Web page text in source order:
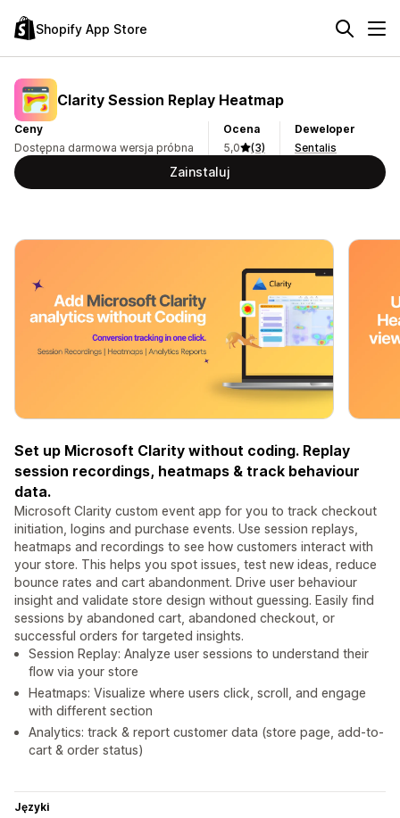
Shopify App Store
Clarity Session Replay Heatmap
Ceny
Dostępna darmowa wersja próbna
Ocena
5,0
(3)
Deweloper
Sentalis
Zainstaluj
Set up Microsoft Clarity without coding. Replay
session recordings, heatmaps & track behaviour
data.
Microsoft Clarity custom event app for you to track checkout
initiation, logins and purchase events. Use session replays,
heatmaps and recordings to see how customers interact with
your store. This helps you spot issues, test new ideas, reduce
bounce rates and cart abandonment. Drive user behaviour
insight and validate store design without guessing. Easily find
sessions by abandoned cart, abandoned checkout, or
successful orders for targeted insights.
Session Replay: Analyze user sessions to understand their
flow via your store
Heatmaps: Visualize where users click, scroll, and engage
with different section
Analytics: track & report customer data (store page, add-to-
cart & order status)
Języki